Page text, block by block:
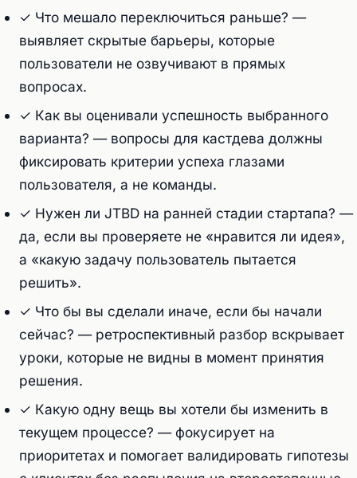
✓ Что мешало переключиться раньше? —
выявляет скрытые барьеры, которые
пользователи не озвучивают в прямых
вопросах.
✓ Как вы оценивали успешность выбранного
варианта? — вопросы для кастдева должны
фиксировать критерии успеха глазами
пользователя, а не команды.
✓ Нужен ли JTBD на ранней стадии стартапа? —
да, если вы проверяете не «нравится ли идея»,
а «какую задачу пользователь пытается
решить».
✓ Что бы вы сделали иначе, если бы начали
сейчас? — ретроспективный разбор вскрывает
уроки, которые не видны в момент принятия
решения.
✓ Какую одну вещь вы хотели бы изменить в
текущем процессе? — фокусирует на
приоритетах и помогает валидировать гипотезы